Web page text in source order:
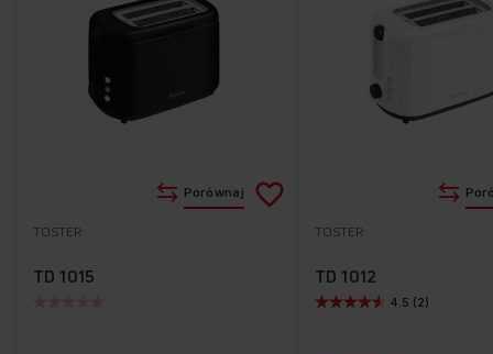
TOSTER
TD 1015
Porównaj Dodaj
ulubionych
TOSTER
TD 1012
4.5 (2)